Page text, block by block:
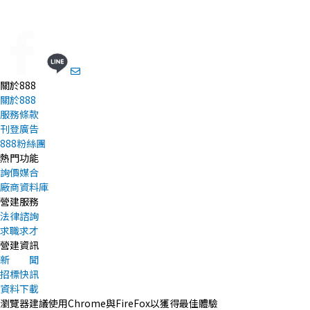
關於888
關於888
服務條款
刊登廣告
888粉絲團
熱門功能
詢價媒合
廠商資料庫
營建服務
法律諮詢
求職求才
營建資訊
新 聞
招標快訊
資料下載
瀏覽器建議使用Chrome與FireFox以獲得最佳體驗